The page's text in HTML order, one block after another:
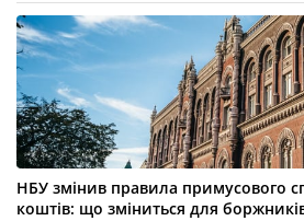
НБУ змінив правила примусового
коштів: що зміниться для